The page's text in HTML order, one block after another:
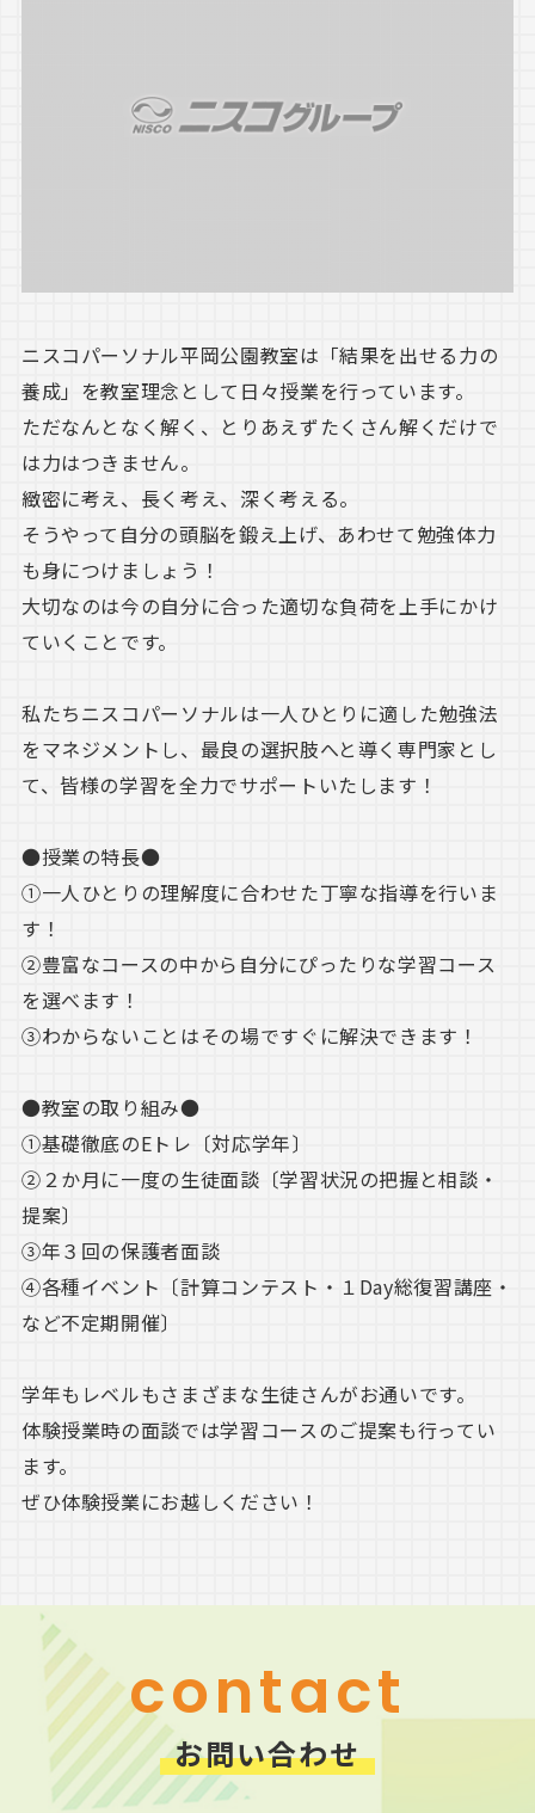
ニスコパーソナル平岡公園教室は「結果を出せる力の
養成」を教室理念として日々授業を行っています。
ただなんとなく解く、とりあえずたくさん解くだけで
は力はつきません。
緻密に考え、長く考え、深く考える。
そうやって自分の頭脳を鍛え上げ、あわせて勉強体力
も身につけましょう！
大切なのは今の自分に合った適切な負荷を上手にかけ
ていくことです。
私たちニスコパーソナルは一人ひとりに適した勉強法
をマネジメントし、最良の選択肢へと導く専門家とし
て、皆様の学習を全力でサポートいたします！
●授業の特長●
①一人ひとりの理解度に合わせた丁寧な指導を行いま
す！
②豊富なコースの中から自分にぴったりな学習コース
を選べます！
③わからないことはその場ですぐに解決できます！
●教室の取り組み●
①基礎徹底のEトレ〔対応学年〕
②２か月に一度の生徒面談〔学習状況の把握と相談・
提案〕
③年３回の保護者面談
④各種イベント〔計算コンテスト・１Day総復習講座・
など不定期開催〕
学年もレベルもさまざまな生徒さんがお通いです。
体験授業時の面談では学習コースのご提案も行ってい
ます。
ぜひ体験授業にお越しください！
contact
お問い合わせ